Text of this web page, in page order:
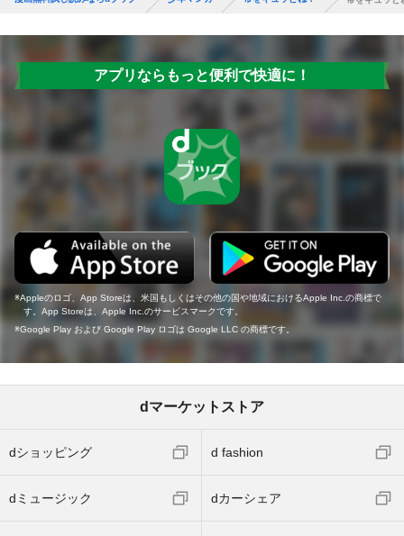
アプリならもっと便利で快適に！
Appleのロゴ、App Storeは、米国もしくはその他の国や地域におけるApple Inc.の商標で
す。App Storeは、Apple Inc.のサービスマークです。
Google Play および Google Play ロゴは Google LLC の商標です。
dマーケットストア
dショッピング d fashion
dミュージック dカーシェア